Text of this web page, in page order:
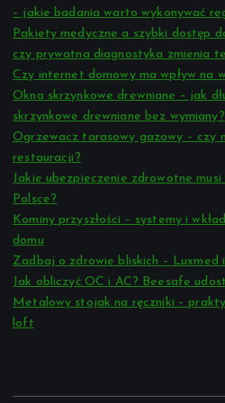
– jakie badania warto wykonywać
Pakiety medyczne a szybki dostęp
czy prywatna diagnostyka zmienia
Czy internet domowy ma wpływ na
Okna skrzynkowe drewniane – jak
skrzynkowe drewniane bez wymiany?
Ogrzewacz tarasowy gazowy – czy
restauracji?
Jakie ubezpieczenie zdrowotne
Polsce?
Kominy przyszłości – systemy i
domu
Zadbaj o zdrowie bliskich – Luxmed
Jak obliczyć OC i AC? Beesafe
Metalowy stojak na ręczniki –
loft